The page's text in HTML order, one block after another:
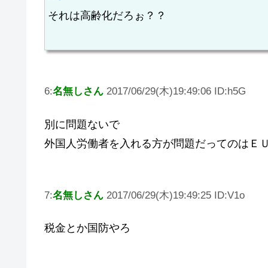
それは高齢化だろぉ？？
6:名無しさん 2017/06/29(木)19:49:06 ID:h5G
別に問題ないで
外国人労働者を入れる方が問題だってのはＥ
7:名無しさん 2017/06/29(木)19:49:25 ID:V1o
税金とか国防やろ